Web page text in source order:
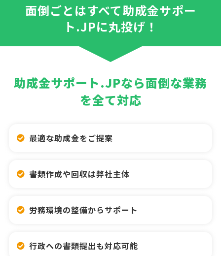
面倒ごとはすべて助成金サポー
ト.JPに丸投げ！
助成金サポート.JPなら面倒な業務
を全て対応
最適な助成金をご提案
書類作成や回収は弊社主体
労務環境の整備からサポート
行政への書類提出も対応可能